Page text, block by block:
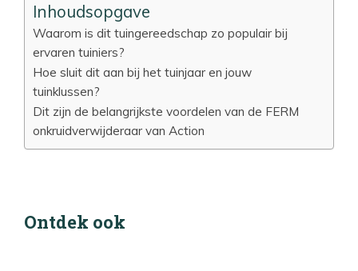
Inhoudsopgave
Waarom is dit tuingereedschap zo populair bij
ervaren tuiniers?
Hoe sluit dit aan bij het tuinjaar en jouw
tuinklussen?
Dit zijn de belangrijkste voordelen van de FERM
onkruidverwijderaar van Action
Ontdek ook